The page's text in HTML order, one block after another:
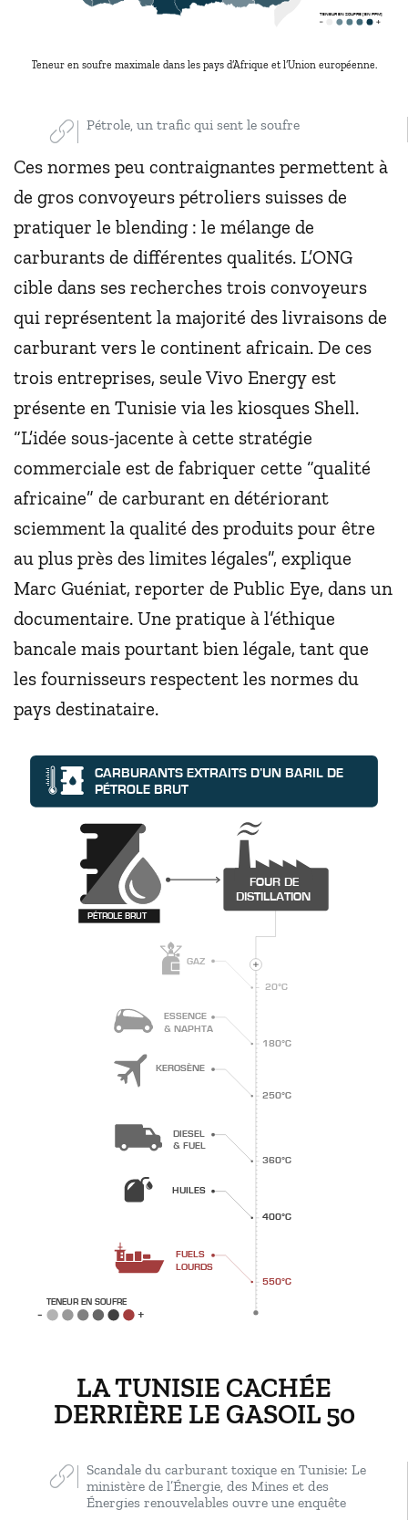
TENEUR EN SOUFRE [EN PPM]
Teneur en soufre maximale dans les pays d’Afrique et l’Union européenne.
Pétrole, un trafic qui sent le soufre
Ces normes peu contraignantes permettent à
de gros convoyeurs pétroliers suisses de
pratiquer le blending : le mélange de
carburants de différentes qualités. L’ONG
cible dans ses recherches trois convoyeurs
qui représentent la majorité des livraisons de
carburant vers le continent africain. De ces
trois entreprises, seule Vivo Energy est
présente en Tunisie via les kiosques Shell.
“L’idée sous-jacente à cette stratégie
commerciale est de fabriquer cette “qualité
africaine” de carburant en détériorant
sciemment la qualité des produits pour être
au plus près des limites légales”, explique
Marc Guéniat, reporter de Public Eye, dans un
documentaire. Une pratique à l’éthique
bancale mais pourtant bien légale, tant que
les fournisseurs respectent les normes du
pays destinataire.
CARBURANTS EXTRAITS D’UN BARIL DE
PÉTROLE BRUT
FOUR DE
DISTILLATION
PÉTROLE BRUT
GAZ
ESSENCE
& NAPHTA
KEROSÈNE
DIESEL
& FUEL
HUILES
FUELS
LOURDS
20°C
180°C
250°C
360°C
400°C
550°C
TENEUR EN SOUFRE
+
LA TUNISIE CACHÉE
DERRIÈRE LE GASOIL 50
Scandale du carburant toxique en Tunisie: Le
ministère de l’Énergie, des Mines et des
Énergies renouvelables ouvre une enquête